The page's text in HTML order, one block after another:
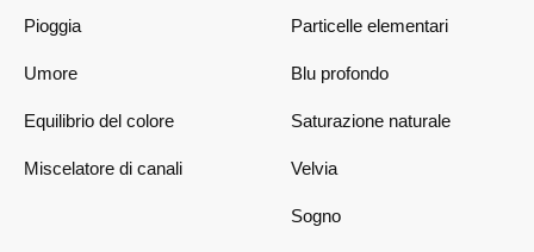
Pioggia
Umore
Equilibrio del colore
Miscelatore di canali
Particelle elementari
Blu profondo
Saturazione naturale
Velvia
Sogno